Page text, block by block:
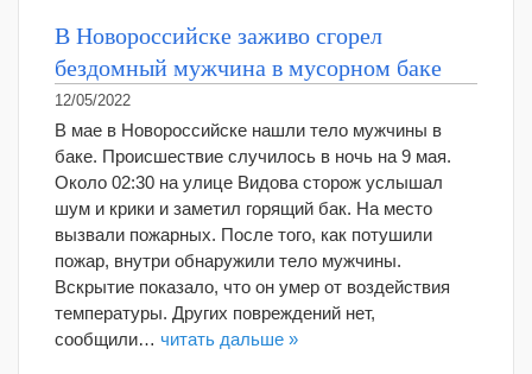
В Новороссийске заживо сгорел
бездомный мужчина в мусорном баке
12/05/2022
В мае в Новороссийске нашли тело мужчины в
баке. Происшествие случилось в ночь на 9 мая.
Около 02:30 на улице Видова сторож услышал
шум и крики и заметил горящий бак. На место
вызвали пожарных. После того, как потушили
пожар, внутри обнаружили тело мужчины.
Вскрытие показало, что он умер от воздействия
температуры. Других повреждений нет,
сообщили… читать дальше »